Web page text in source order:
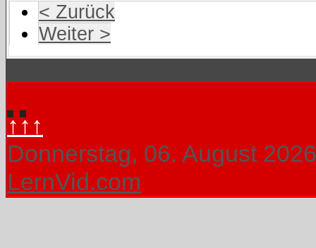
< Zurück
Weiter >
↑↑↑
Donnerstag, 06. August 2026
LernVid.com